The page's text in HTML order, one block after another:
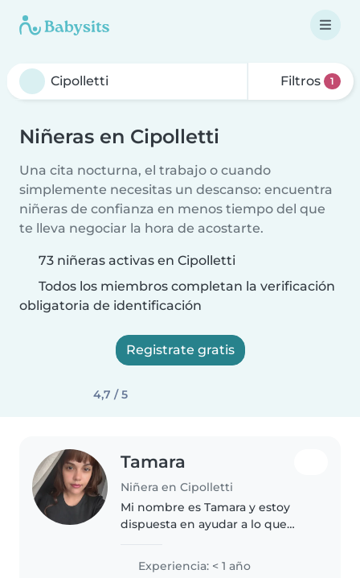
Filtros 1
Niñeras en Cipolletti
Una cita nocturna, el trabajo o cuando
simplemente necesitas un descanso: encuentra
niñeras de confianza en menos tiempo del que
te lleva negociar la hora de acostarte.
73 niñeras activas en Cipolletti
Todos los miembros completan la verificación
obligatoria de identificación
Registrate gratis
4,7 / 5
Tamara
Niñera en Cipolletti
Mi nombre es Tamara y estoy
dispuesta en ayudar a lo que
Experiencia: < 1 año